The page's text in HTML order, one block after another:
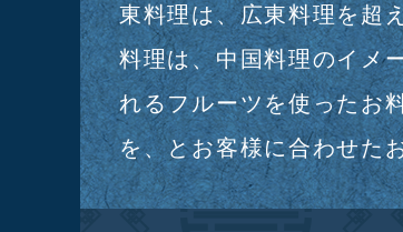
東料理は、広東料理を超
料理は、中国料理のイメ
れるフルーツを使ったお
を、とお客様に合わせた